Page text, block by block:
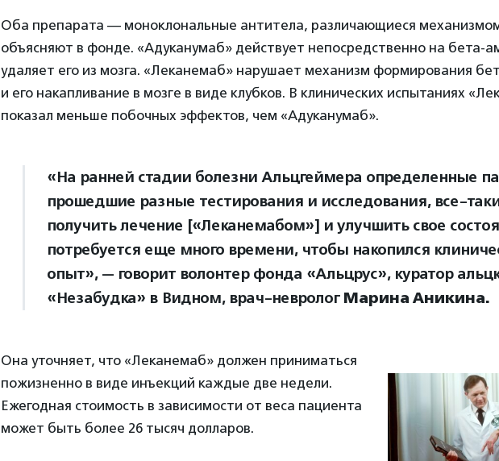
Оба препарата — моноклональные антитела, различающиеся
объясняют в фонде. «Адуканумаб» действует непосредственно на бета-
удаляет его из мозга. «Леканемаб» нарушает механизм формирования
и его накапливание в мозге в виде клубков. В клинических испытаниях
показал меньше побочных эффектов, чем «Адуканумаб».
«На ранней стадии болезни Альцгеймера определенные
прошедшие разные тестирования и исследования, все-
получить лечение [«Леканемабом»] и улучшить свое
потребуется еще много времени, чтобы накопился
опыт», — говорит волонтер фонда «Альцрус», куратор
«Незабудка» в Видном, врач-невролог Марина Аникина.
Она уточняет, что «Леканемаб» должен приниматься
пожизненно в виде инъекций каждые две недели.
Ежегодная стоимость в зависимости от веса пациента
может быть более 26 тысяч долларов.